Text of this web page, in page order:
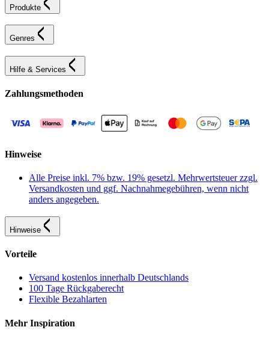
Produkte
Genres
Hilfe & Services
Zahlungsmethoden
Hinweise
Alle Preise inkl. 7% bzw. 19% gesetzl. Mehrwertsteuer zzgl.
Versandkosten und ggf. Nachnahmegebühren, wenn nicht
anders angegeben.
Hinweise
Vorteile
Versand kostenlos innerhalb Deutschlands
100 Tage Rückgaberecht
Flexible Bezahlarten
Mehr Inspiration